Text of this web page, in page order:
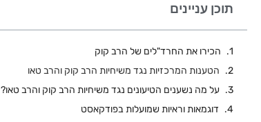
תוכן עניינים
הכירו את החרד"לים של הרב קוק
הטענות המרכזיות נגד משיחיות הרב קוק והרב טאו
על מה נשענים הטיעונים נגד משיחיות הרב קוק והרב טאו?
דוגמאות וראיות שמועלות בפודקאסט